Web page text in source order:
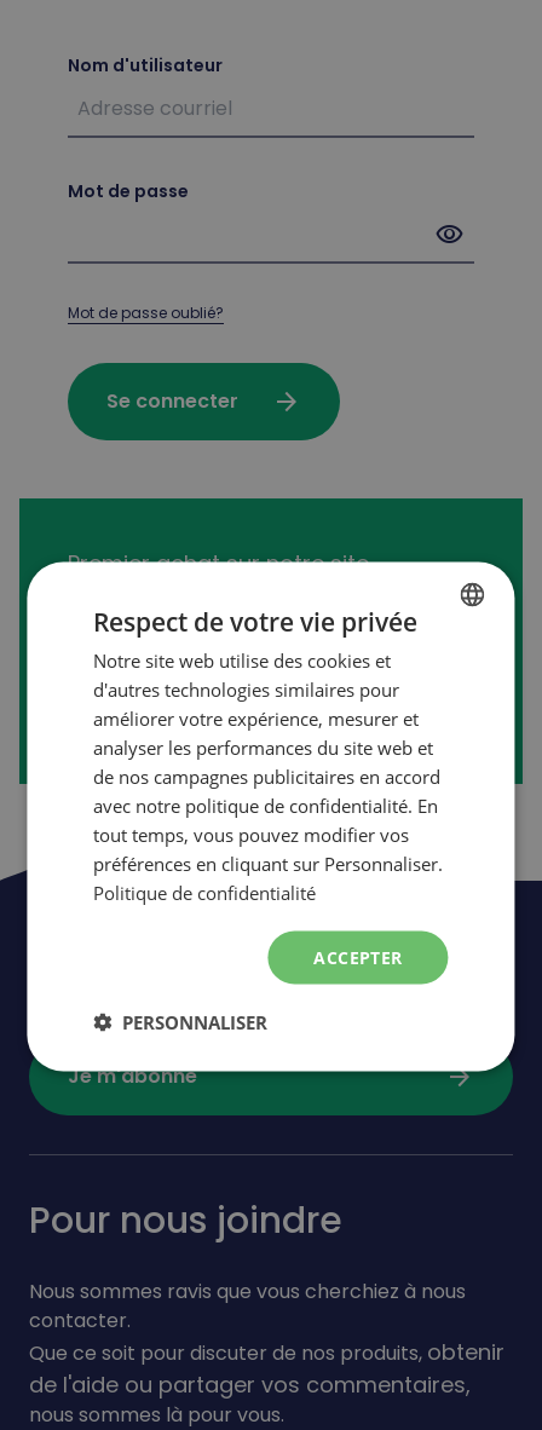
Nom d'utilisateur
Mot de passe
visibility
Mot de passe oublié?
Se connecter arrow_forward
Premier achat sur notre site
Créer mon compte arrow_forward
Soyez les premiers à être informés de
événementset
promotions.
Je m'abonne arrow_forward
Pour nous joindre
Nous sommes ravis que vous cherchiez à nous
contacter.
Que ce soit pour discuter de nos produits, obtenir
de l'aide ou partager vos commentaires,
nous sommes là pour vous.
Respect de votre vie privée
Notre site web utilise des cookies et
d'autres technologies similaires pour
améliorer votre expérience, mesurer et
analyser les performances du site web et
de nos campagnes publicitaires en accord
avec notre politique de confidentialité. En
tout temps, vous pouvez modifier vos
préférences en cliquant sur Personnaliser.
Politique de confidentialité
ACCEPTER
PERSONNALISER